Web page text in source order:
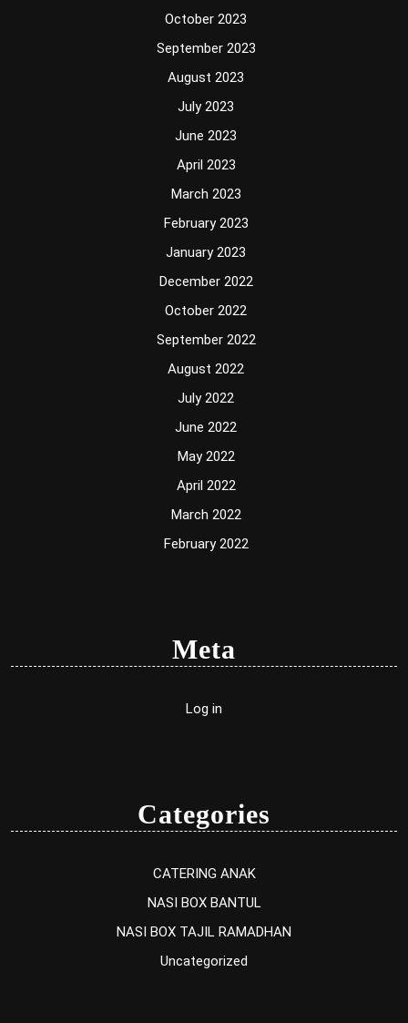
October 2023
September 2023
August 2023
July 2023
June 2023
April 2023
March 2023
February 2023
January 2023
December 2022
October 2022
September 2022
August 2022
July 2022
June 2022
May 2022
April 2022
March 2022
February 2022
Meta
Log in
Categories
CATERING ANAK
NASI BOX BANTUL
NASI BOX TAJIL RAMADHAN
Uncategorized